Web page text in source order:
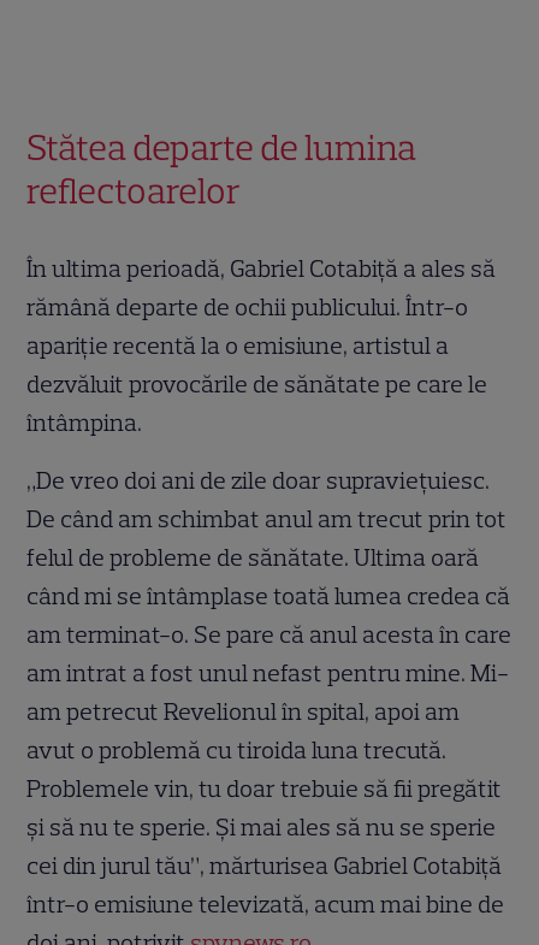
Stătea departe de lumina
reflectoarelor
În ultima perioadă, Gabriel Cotabiță a ales să
rămână departe de ochii publicului. Într-o
apariție recentă la o emisiune, artistul a
dezvăluit provocările de sănătate pe care le
întâmpina.
„De vreo doi ani de zile doar supraviețuiesc.
De când am schimbat anul am trecut prin tot
felul de probleme de sănătate. Ultima oară
când mi se întâmplase toată lumea credea că
am terminat-o. Se pare că anul acesta în care
am intrat a fost unul nefast pentru mine. Mi-
am petrecut Revelionul în spital, apoi am
avut o problemă cu tiroida luna trecută.
Problemele vin, tu doar trebuie să fii pregătit
și să nu te sperie. Și mai ales să nu se sperie
cei din jurul tău”, mărturisea Gabriel Cotabiță
într-o emisiune televizată, acum mai bine de